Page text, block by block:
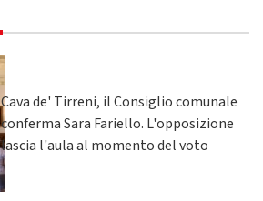
Cava de' Tirreni, il Consiglio comunale
conferma Sara Fariello. L'opposizione
lascia l'aula al momento del voto